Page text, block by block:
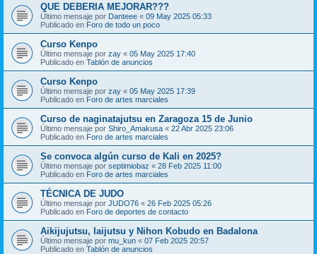
QUE DEBERIA MEJORAR???
Último mensaje por Danteee « 09 May 2025 05:33
Publicado en Foro de todo un poco
Curso Kenpo
Último mensaje por zay « 05 May 2025 17:40
Publicado en Tablón de anuncios
Curso Kenpo
Último mensaje por zay « 05 May 2025 17:39
Publicado en Foro de artes marciales
Curso de naginatajutsu en Zaragoza 15 de Junio
Último mensaje por Shiro_Amakusa « 22 Abr 2025 23:06
Publicado en Foro de artes marciales
Se convoca algún curso de Kali en 2025?
Último mensaje por septimiobaz « 28 Feb 2025 11:00
Publicado en Foro de artes marciales
TÉCNICA DE JUDO
Último mensaje por JUDO76 « 26 Feb 2025 05:26
Publicado en Foro de deportes de contacto
Aikijujutsu, Iaijutsu y Nihon Kobudo en Badalona
Último mensaje por mu_kun « 07 Feb 2025 20:57
Publicado en Tablón de anuncios